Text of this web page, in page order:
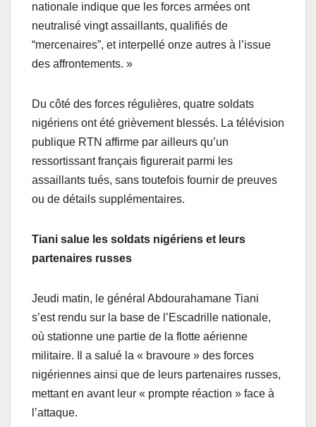
nationale indique que les forces armées ont
neutralisé vingt assaillants, qualifiés de
“mercenaires”, et interpellé onze autres à l’issue
des affrontements. »
Du côté des forces régulières, quatre soldats
nigériens ont été grièvement blessés. La télévision
publique RTN affirme par ailleurs qu’un
ressortissant français figurerait parmi les
assaillants tués, sans toutefois fournir de preuves
ou de détails supplémentaires.
Tiani salue les soldats nigériens et leurs
partenaires russes
Jeudi matin, le général Abdourahamane Tiani
s’est rendu sur la base de l’Escadrille nationale,
où stationne une partie de la flotte aérienne
militaire. Il a salué la « bravoure » des forces
nigériennes ainsi que de leurs partenaires russes,
mettant en avant leur « prompte réaction » face à
l’attaque.